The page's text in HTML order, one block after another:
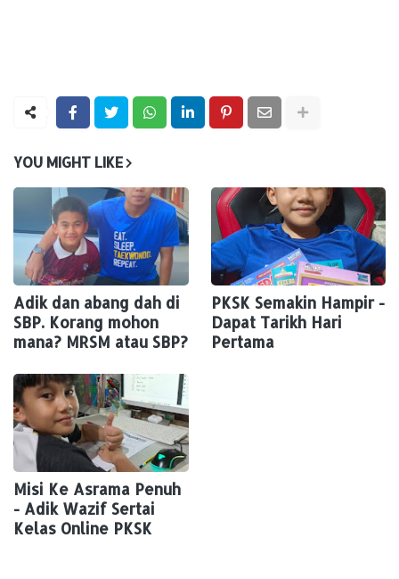
YOU MIGHT LIKE
Adik dan abang dah di
SBP. Korang mohon
mana? MRSM atau SBP?
PKSK Semakin Hampir -
Dapat Tarikh Hari
Pertama
Misi Ke Asrama Penuh
- Adik Wazif Sertai
Kelas Online PKSK